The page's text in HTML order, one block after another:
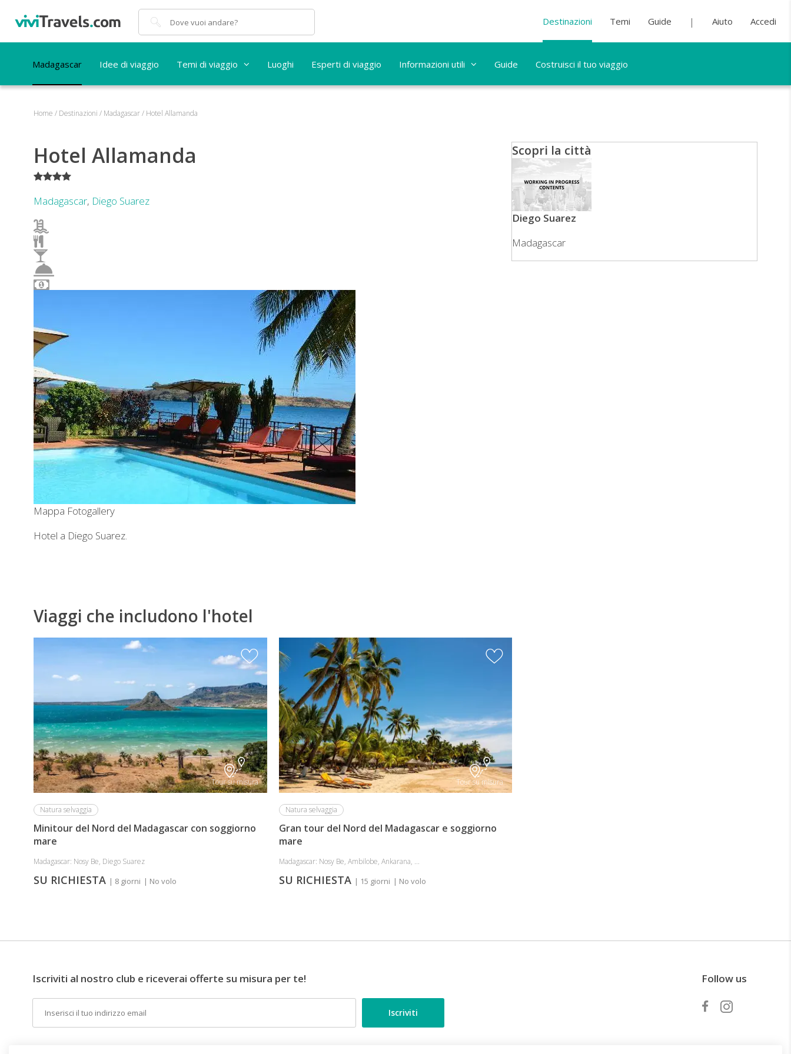
Cerca Destinazioni Temi Guide Aiuto Accedi
Madagascar Idee di viaggio Temi di viaggio Luoghi Esperti di viaggio Informazioni utili Guide Costruisci il tuo viaggio
Home / Destinazioni / Madagascar/ Hotel Allamanda
Hotel Allamanda
****
Madagascar, Diego Suarez
Mappa Fotogallery
Hotel a Diego Suarez.
Scopri la città
Diego Suarez
Madagascar
Viaggi che includono l'hotel
Tour su misura
Natura selvaggia
Minitour del Nord del Madagascar con soggiorno
mare
Madagascar: Nosy Be, Diego Suarez
SU RICHIESTA | 8 giorni | No volo
Tour su misura
Natura selvaggia
Gran tour del Nord del Madagascar e soggiorno
mare
Madagascar: Nosy Be, Ambilobe, Ankarana, ...
SU RICHIESTA | 15 giorni | No volo
Iscriviti al nostro club e riceverai offerte su misura per te!
Follow us